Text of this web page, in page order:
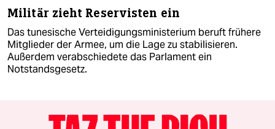
Militär zieht Reservisten ein
Das tunesische Verteidigungsministerium beruft frühere
Mitglieder der Armee, um die Lage zu stabilisieren.
Außerdem verabschiedete das Parlament ein
Notstandsgesetz.